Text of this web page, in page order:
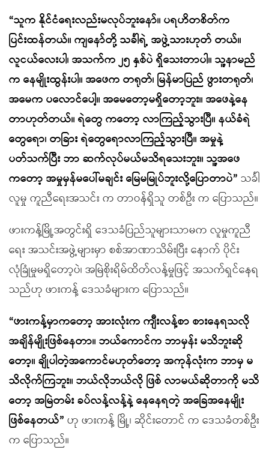
“သူက နိုင်ငံရေးလည်းမလုပ်ဘူးနော်။ ပရဟိတစိတ်က
ပြင်းထန်တယ်။ ကျနော်တို့ သင်္ခါရဲ့ အဖွဲ့သားဟုတ် တယ်။
လူငယ်လေးပါ၊ အသက်က ၂၅ နှစ်ပဲ ရှိသေးတာပါ။ သူ့နာမည်
က နေမျိုးထွန်းပါ။ အဖေက တရုတ်၊ မြန်မာပြည် ဖွားတရုတ်၊
အမေက ပလောင်ပေါ့။ အမေတော့မရှိတော့ဘူး။ အဖေနဲ့နေ
တာဟုတ်တယ်။ ရဲတွေ ကတော့ လာကြည့်သွားပြီ။ နယ်ခံရဲ
တွေရော၊ တခြား ရဲတွေရောလာကြည့်သွားပြီ။ အမှုနဲ့
ပတ်သက်ပြီး ဘာ ဆက်လုပ်မယ်မသိရသေးဘူး။ သူ့အဖေ
ကတော့ အမှုမှန်မပေါ်မချင်း မြေမမြုပ်ဘူးလို့ပြောတာပဲ” သင်္ခါ
လူမှု ကူညီရေးအသင်း က တာဝန်ရှိသူ တစ်ဦး က ပြောသည်။
ဖားကန့်မြို့အတွင်းရှိ ဒေသခံပြည်သူများသာမက လူမှုကူညီ
ရေး အသင်းအဖွဲ့များမှာ စစ်အာဏာသိမ်းပြီး နောက် ပိုင်း
လုံခြုံမှုမရှိတော့ပဲ၊ အမြဲစိုးရိမ်ထိတ်လန့်မှုဖြင့် အသက်ရှင်နေရ
သည်ဟု ဖားကန့် ဒေသခံများက ပြောသည်။
“ဖားကန့်မှာကတော့ အားလုံးက ကျီးလန့်စာ စားနေရသလို
အချိန်မျိုးဖြစ်နေတာ။ ဘယ်ကောင်က ဘာမှန်း မသိဘူးဆို
တော့။ ချိုပါတဲ့အကောင်မဟုတ်တော့ အကုန်လုံးက ဘာမှ မ
သိလိုက်ကြဘူး။ ဘယ်လိုဘယ်လို ဖြစ် လာမယ်ဆိုတာကို မသိ
တော့ အမြဲတမ်း ခပ်လန့်လန့်နဲ့ နေနေရတဲ့ အခြေအနေမျိုး
ဖြစ်နေတယ်” ဟု ဖားကန့် မြို့၊ ဆိုင်းတောင် က ဒေသခံတစ်ဦး
က ပြောသည်။